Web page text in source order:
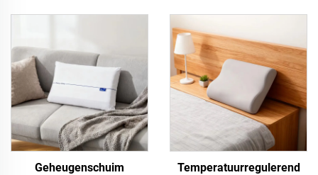
Geheugenschuim
Temperatuurregulerend